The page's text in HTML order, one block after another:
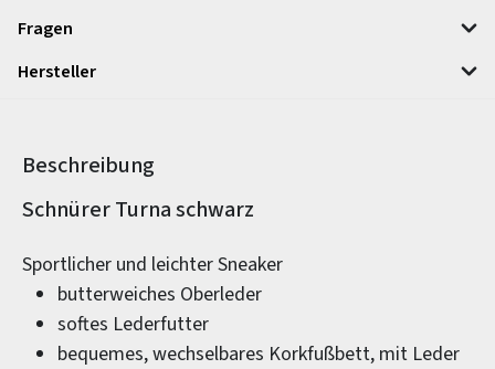
Fragen
Hersteller
Beschreibung
Produktinformationen
Schnürer Turna schwarz
Sportlicher und leichter Sneaker
butterweiches Oberleder
softes Lederfutter
bequemes, wechselbares Korkfußbett, mit Leder